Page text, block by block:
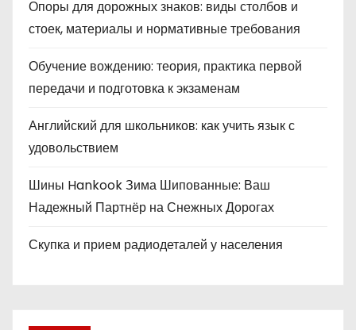
Опоры для дорожных знаков: виды столбов и
стоек, материалы и нормативные требования
Обучение вождению: теория, практика первой
передачи и подготовка к экзаменам
Английский для школьников: как учить язык с
удовольствием
Шины Hankook Зима Шипованные: Ваш
Надежный Партнёр на Снежных Дорогах
Скупка и прием радиодеталей у населения